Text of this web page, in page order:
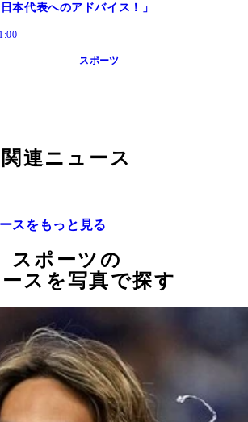
本代表へのアドバイス！」
スポーツ
関連ニュース
スをもっと見る
スポーツの
スを写真で探す